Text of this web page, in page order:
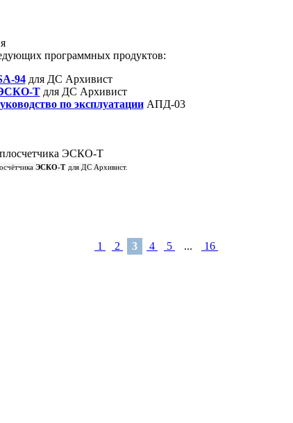
программных продуктов:
94для ДС Архивист
Тдля ДС Архивист
по эксплуатацииАПД-03
ЭСКО-Т
ЭСКО-Т для ДС Архивист.
1 2 3 4 5 ... 16